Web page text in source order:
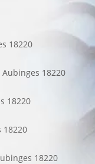
18220
18220
18220
18220
18220